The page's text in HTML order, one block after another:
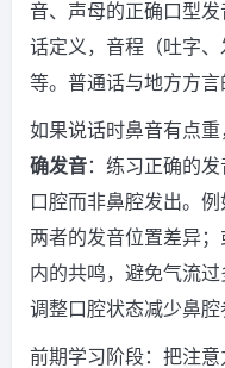
音、声母的正确口型
话定义，音程（吐字
等。普通话与地方方言
如果说话时鼻音有点
确发音：练习正确的
口腔而非鼻腔发出。例
两者的发音位置差异；
内的共鸣，避免气流
调整口腔状态减少鼻腔
前期学习阶段：把注